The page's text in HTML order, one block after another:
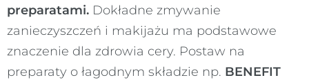
preparatami. Dokładne zmywanie
zanieczyszczeń i makijażu ma podstawowe
znaczenie dla zdrowia cery. Postaw na
preparaty o łagodnym składzie np. BENEFIT